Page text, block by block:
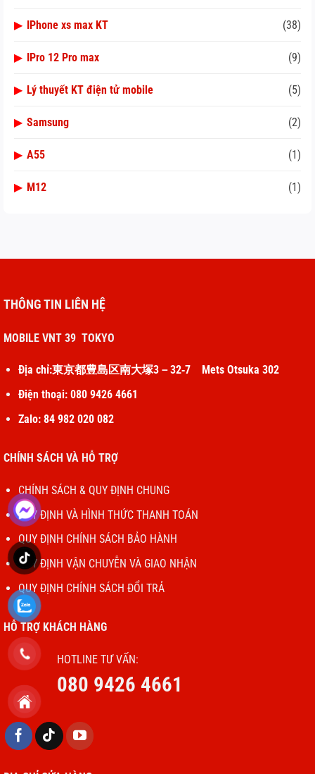
▶ IPhone xs max KT (38)
▶ IPro 12 Pro max (9)
▶ Lý thuyết KT điện tử mobile (5)
▶ Samsung (2)
▶ A55 (1)
▶ M12 (1)
THÔNG TIN LIÊN HỆ
MOBILE VNT 39 TOKYO
Địa chỉ:東京都豊島区南大塚3－32‐7 Mets Otsuka 302
Điện thoại: 080 9426 4661
Zalo: 84 982 020 082
CHÍNH SÁCH VÀ HỖ TRỢ
CHÍNH SÁCH & QUY ĐỊNH CHUNG
QUY ĐỊNH VÀ HÌNH THỨC THANH TOÁN
QUY ĐỊNH CHÍNH SÁCH BẢO HÀNH
QUY ĐỊNH VẬN CHUYỄN VÀ GIAO NHẬN
QUY ĐỊNH CHÍNH SÁCH ĐỔI TRẢ
HỖ TRỢ KHÁCH HÀNG
HOTLINE TƯ VẤN:
080 9426 4661